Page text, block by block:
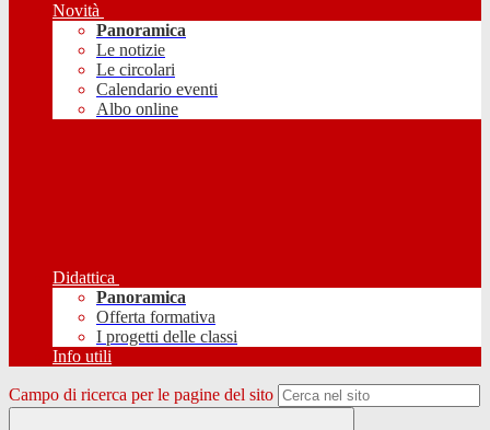
Novità
Panoramica
Le notizie
Le circolari
Calendario eventi
Albo online
Didattica
Panoramica
Offerta formativa
I progetti delle classi
Info utili
Campo di ricerca per le pagine del sito